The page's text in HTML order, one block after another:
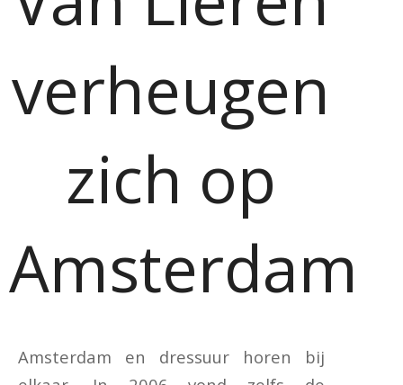
verheugen
zich op
Amsterdam
Amsterdam en dressuur horen bij